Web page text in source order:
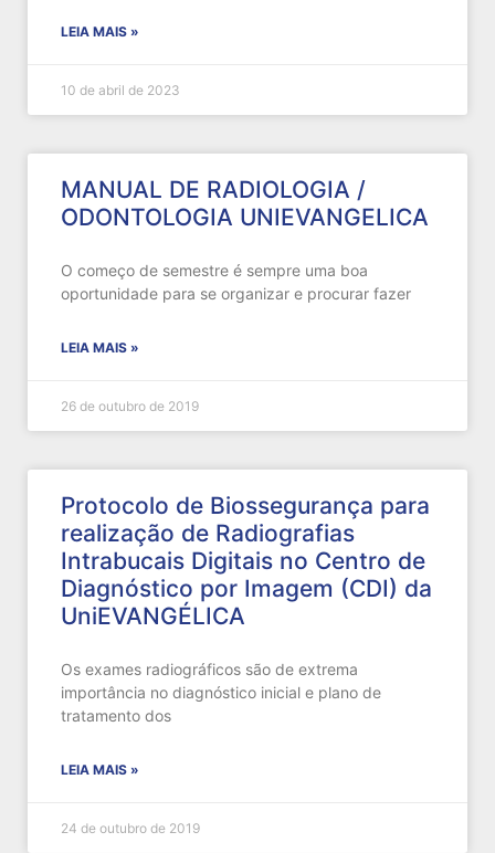
LEIA MAIS »
10 de abril de 2023
MANUAL DE RADIOLOGIA /
ODONTOLOGIA UNIEVANGELICA
O começo de semestre é sempre uma boa
oportunidade para se organizar e procurar fazer
LEIA MAIS »
26 de outubro de 2019
Protocolo de Biossegurança para
realização de Radiografias
Intrabucais Digitais no Centro de
Diagnóstico por Imagem (CDI) da
UniEVANGÉLICA
Os exames radiográficos são de extrema
importância no diagnóstico inicial e plano de
tratamento dos
LEIA MAIS »
24 de outubro de 2019